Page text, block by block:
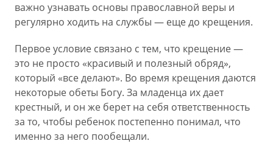
важно узнавать основы православной веры и
регулярно ходить на службы — еще до крещения.
Первое условие связано с тем, что крещение —
это не просто «красивый и полезный обряд»,
который «все делают». Во время крещения даются
некоторые обеты Богу. За младенца их дает
крестный, и он же берет на себя ответственность
за то, чтобы ребенок постепенно понимал, что
именно за него пообещали.